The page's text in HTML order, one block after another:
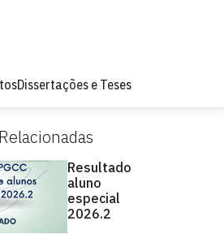
Dissertações e Teses
Resultado
aluno
especial
2026.2